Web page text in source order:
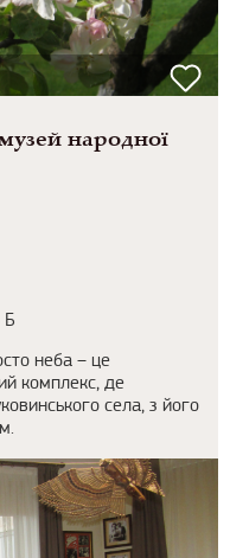
народної
Б
неба – це
комплекс, де
села, з його